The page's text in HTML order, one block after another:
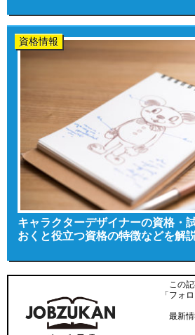
資格情報
キャラクターデザイナーの資格・
おくと役立つ資格の特徴などを解
この
「フォ
最新